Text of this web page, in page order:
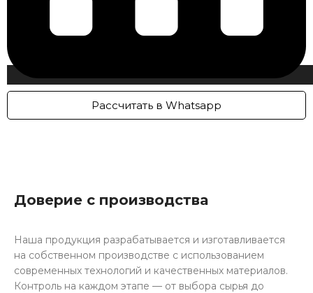
Рассчитать в Whatsapp
Доверие с производства
Наша продукция разрабатывается и изготавливается
на собственном производстве с использованием
современных технологий и качественных материалов.
Контроль на каждом этапе — от выбора сырья до